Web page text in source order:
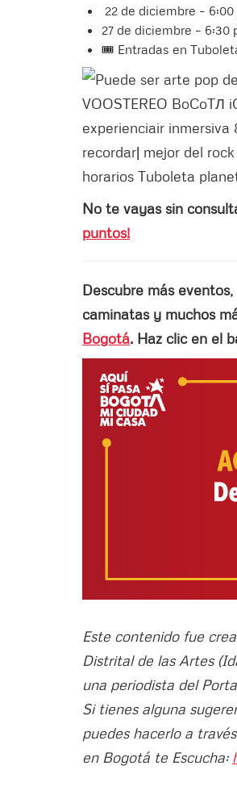
22 de diciembre – 6:00
27 de diciembre – 6:30
🎟️ Entradas en
No te vayas sin
puntos!
Descubre más
caminatas y muchos
Bogotá. Haz clic en el
Este contenido fue
Distrital de las Artes
una periodista del
Si tienes alguna
puedes hacerlo a
en Bogotá te Escucha: